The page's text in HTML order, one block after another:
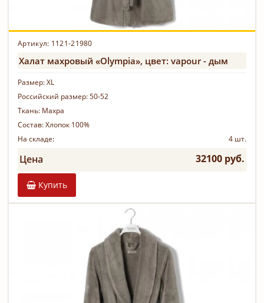
Артикул: 1121-21980
Халат махровый «Olympia», цвет: vapour - дым
Размер:XL
Российский размер:50-52
Ткань: Махра
Состав:Хлопок 100%
На складе:
4 шт.
Цена 32100 руб.
Купить